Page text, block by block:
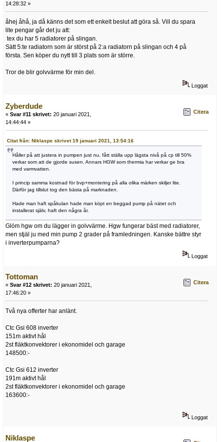
14:28:32 »
åhej åhå, ja då känns det som ett enkelt beslut att göra så. Vill du spara
lite pengar går det ju att:
tex du har 5 radiatorer på slingan.
Sätt 5:te radiatorn som är störst på 2:a radiatorn på slingan och 4 på
första. Sen köper du nytt till 3 plats som är större.
Tror de blir golvvärme för min del.
Loggat
Zyberdude
« Svar #11 skrivet: 20 januari 2021,
14:44:44 »
Citera
Citat från: Niklaspe skrivet 19 januari 2021, 13:54:16
Håller på att justera in pumpen just nu, fått ställa upp lägsta nivå på cp till 50%
verkar som att de gjorde susen. Annars HGW som thermia har verkar ge bra
med varmvatten.
I princip samma kostnad för bvp+montering på alla olika märken skiljer lite.
Därför jag tillslut tog den bästa på marknaden.
Hade man haft spåkulan hade man köpt en beggad pump på nätet och
installerat själv, haft den några år.
Glöm hgw om du lägger in golvvärme. Hgw fungerar bäst med radiatorer,
men stjäl ju med min pump 2 grader på framledningen. Kanske bättre styr
i inverterpumparna?
Loggat
Tottoman
« Svar #12 skrivet: 20 januari 2021,
17:46:20 »
Citera
Två nya offerter har anlänt.
Ctc Gsi 608 inverter
151m aktivt hål
2st fläktkonvektorer i ekonomidel och garage
148500:-
Ctc Gsi 612 inverter
191m aktivt hål
2st fläktkonvektorer i ekonomidel och garage
163600:-
Loggat
Niklaspe